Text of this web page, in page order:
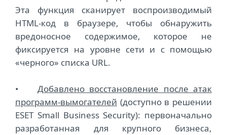
Эта функция сканирует воспроизводимый
HTML-код в браузере, чтобы обнаружить
вредоносное содержимое, которое не
фиксируется на уровне сети и с помощью
«черного» списка URL.
• Добавлено восстановление после атак
программ-вымогателей (доступно в решении
ESET Small Business Security): первоначально
разработанная для крупного бизнеса,